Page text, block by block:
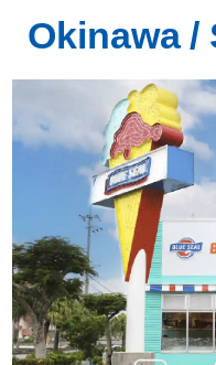
Okinawa /